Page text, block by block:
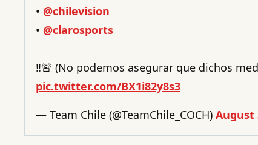
• @chilevision
• @clarosports
‼️🚨 (No podemos asegurar que dichos
pic.twitter.com/BX1i82y8s3
— Team Chile (@TeamChile_COCH) August